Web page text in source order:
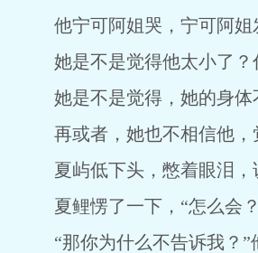
他宁可阿姐哭，宁可阿姐
她是不是觉得他太小了？
她是不是觉得，她的身体
再或者，她也不相信他，
夏屿低下头，憋着眼泪，
夏鲤愣了一下，“怎么会
“那你为什么不告诉我？”